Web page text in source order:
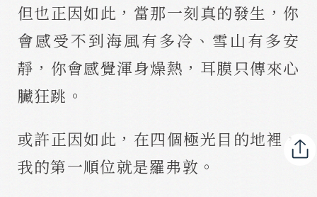
但也正因如此，當那一刻真的發生，你
會感受不到海風有多冷、雪山有多安
靜，你會感覺渾身燥熱，耳膜只傳來心
臟狂跳。
或許正因如此，在四個極光目的地裡，
我的第一順位就是羅弗敦。